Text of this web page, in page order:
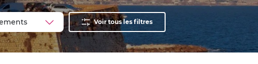
Voir tous les filtres